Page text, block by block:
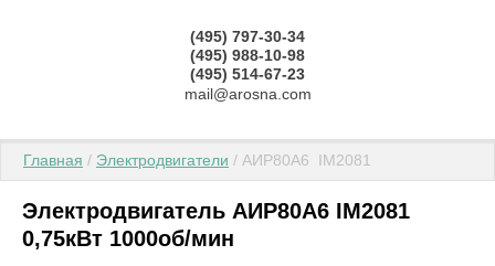
(495) 797-30-34
(495) 988-10-98
(495) 514-67-23
mail@arosna.com
Главная / Электродвигатели / АИР80А6  IM2081
Электродвигатель АИР80А6 IM2081
0,75кВт 1000об/мин